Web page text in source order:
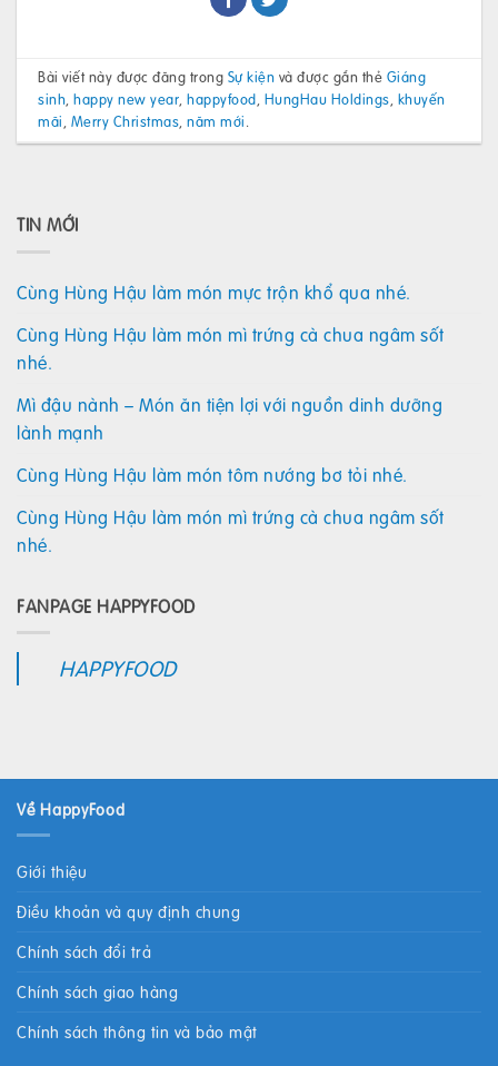
Bài viết này được đăng trong Sự kiện và được gắn thẻ Giáng
sinh,happy new year,happyfood, HungHau Holdings, khuyến
mãi, Merry Christmas,năm mới.
TIN MỚI
Cùng Hùng Hậu làm món mực trộn khổ qua nhé.
Cùng Hùng Hậu làm món mì trứng cà chua ngâm sốt
nhé.
Mì đậu nành – Món ăn tiện lợi với nguồn dinh dưỡng
lành mạnh
Cùng Hùng Hậu làm món tôm nướng bơ tỏi nhé.
Cùng Hùng Hậu làm món mì trứng cà chua ngâm sốt
nhé.
FANPAGE HAPPYFOOD
HAPPYFOOD
Về HappyFood
Giới thiệu
Điều khoản và quy định chung
Chính sách đổi trả
Chính sách giao hàng
Chính sách thông tin và bảo mật